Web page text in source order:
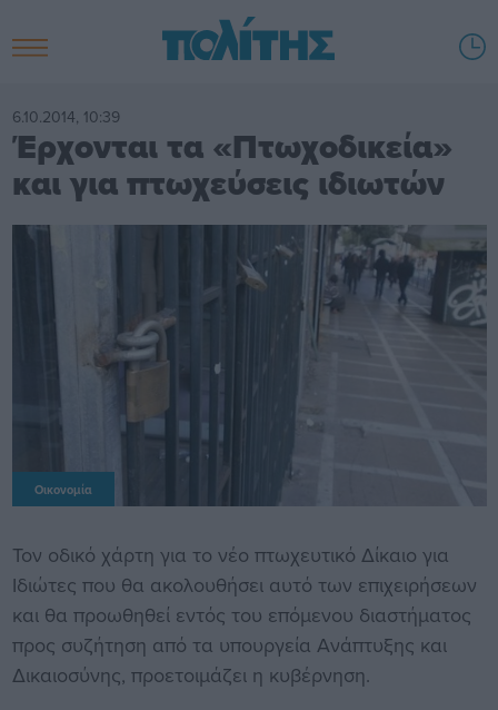
6.10.2014, 10:39
Έρχονται τα «Πτωχοδικεία»
και για πτωχεύσεις ιδιωτών
Οικονομία
Τον οδικό χάρτη για το νέο πτωχευτικό Δίκαιο για
Ιδιώτες που θα ακολουθήσει αυτό των επιχειρήσεων
και θα προωθηθεί εντός του επόμενου διαστήματος
προς συζήτηση από τα υπουργεία Ανάπτυξης και
Δικαιοσύνης, προετοιμάζει η κυβέρνηση.